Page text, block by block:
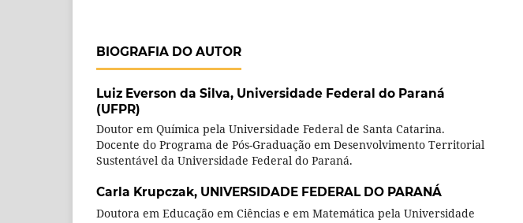
BIOGRAFIA DO AUTOR
Luiz Everson da Silva, Universidade Federal do Paraná
(UFPR)
Doutor em Química pela Universidade Federal de Santa Catarina.
Docente do Programa de Pós-Graduação em Desenvolvimento Territorial
Sustentável da Universidade Federal do Paraná.
Carla Krupczak, UNIVERSIDADE FEDERAL DO PARANÁ
Doutora em Educação em Ciências e em Matemática pela Universidade